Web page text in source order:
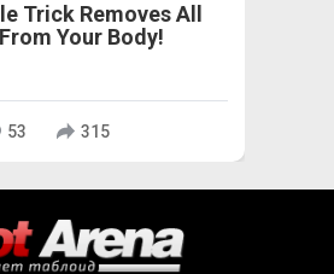
Trick Removes All
Your Body!
53 315